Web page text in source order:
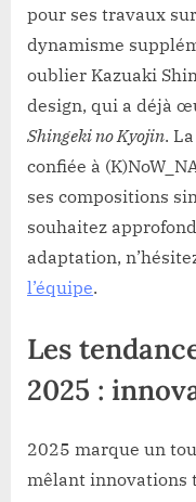
pour ses travaux
dynamisme
oublier Kazuaki
design, qui a déjà
Shingeki no Kyojin.
confiée à
ses compositions
souhaitez
adaptation,
l’équipe.
Les
2025 :
2025 marque un
mêlant innovations